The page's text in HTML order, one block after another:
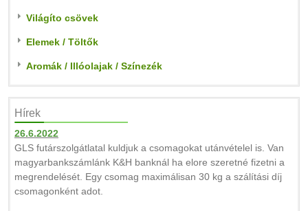
Világíto csövek
Elemek / Töltők
Aromák / Illóolajak / Színezék
Hírek
26.6.2022
GLS futárszolgátlatal kuldjuk a csomagokat utánvételel is. Van
magyarbankszámlánk K&H banknál ha elore szeretné fizetni a
megrendelését. Egy csomag maximálisan 30 kg a szálítási díj
csomagonként adot.